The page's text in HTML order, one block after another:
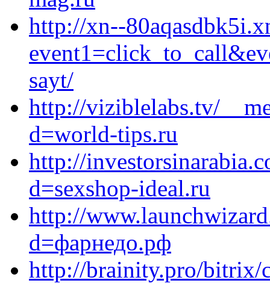
http://xn--
sayt/
http://viziblelabs.tv/
d=world-tips.ru
http://
d=sexshop-ideal.ru
http://
d=фарнедо.рф
http://brainity.pro/bitrix/